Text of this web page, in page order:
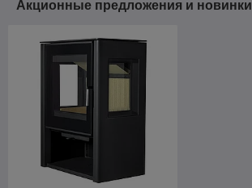
Акционные предложения и новинки